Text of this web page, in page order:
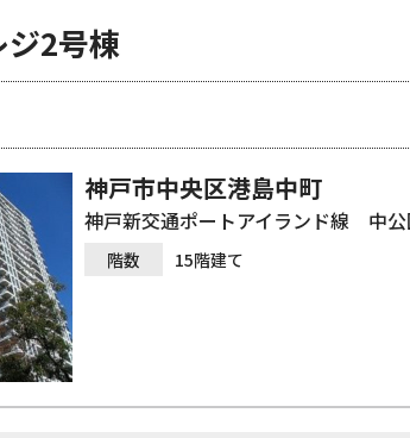
2号棟
神戸市中央区港島中町
神戸新交通ポートアイランド線 中
階数 15階建て